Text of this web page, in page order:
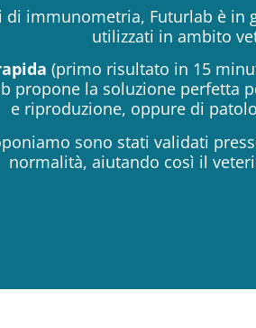
immunometria, Futurlab è in
utilizzati in ambito
(primo risultato in 15
propone la soluzione
e riproduzione, oppure di
sono stati validati
normalità, aiutando così il